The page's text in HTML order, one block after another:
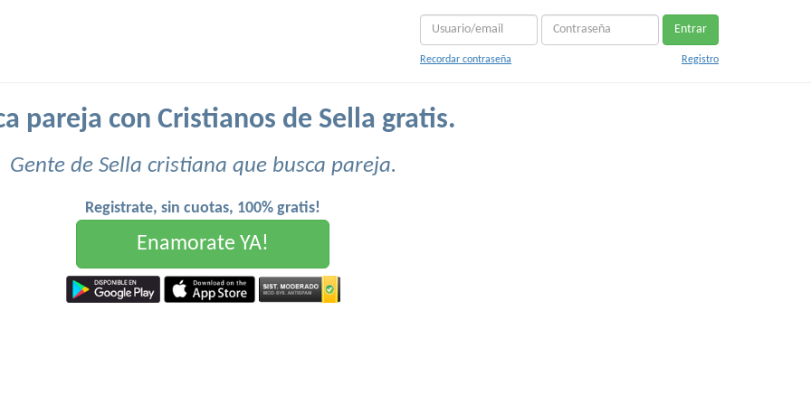
Entrar
Recordar contraseña Registro
pareja con Cristianos de Sella gratis.
Gente de Sella cristiana que busca pareja.
Registrate, sin cuotas, 100% gratis!
Enamorate YA!